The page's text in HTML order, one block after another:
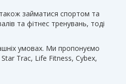
займатися спортом та
та фітнес тренувань, тоді
умовах. Ми пропонуємо
Trac, Life Fitness, Cybex,